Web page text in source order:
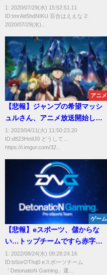
1: 2020/07/29(水) 15:52:51.11
ID:tmrAtt5hdNIKU 百合はええな 2:
2020/07/29(水)...
アニメ
【悲報】ジャンプの希望マッシ
ュルさん、アニメ放送開始した
のに超絶空気ｗｗｗ
1: 2023/04/11(火) 11:50:23.20
ID:d823HmfJ0 どうして…
https://i.imgur.com/32...
ゲーム
【悲報】eスポーツ、儲からな
い…トップチームですら赤字で
債務超過に
1: 2022/08/24(水) 09:28:24.16
ID:bSorOThq0 eスポーツチーム
「DetonatioN Gaming」運...